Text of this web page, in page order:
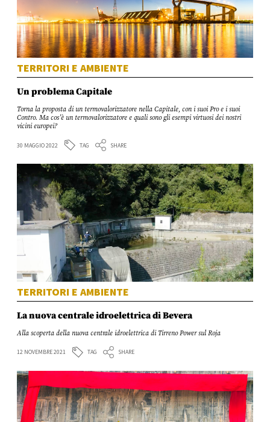
TERRITORI E AMBIENTE
Un problema Capitale
Torna la proposta di un termovalorizzatore nella Capitale, con i suoi Pro e i suoi
Contro. Ma cos’è un termovalorizzatore e quali sono gli esempi virtuosi dei nostri
vicini europei?
30 MAGGIO 2022 TAG SHARE
TERRITORI E AMBIENTE
La nuova centrale idroelettrica di Bevera
Alla scoperta della nuova centrale idroelettrica di Tirreno Power sul Roja
12 NOVEMBRE 2021 TAG SHARE